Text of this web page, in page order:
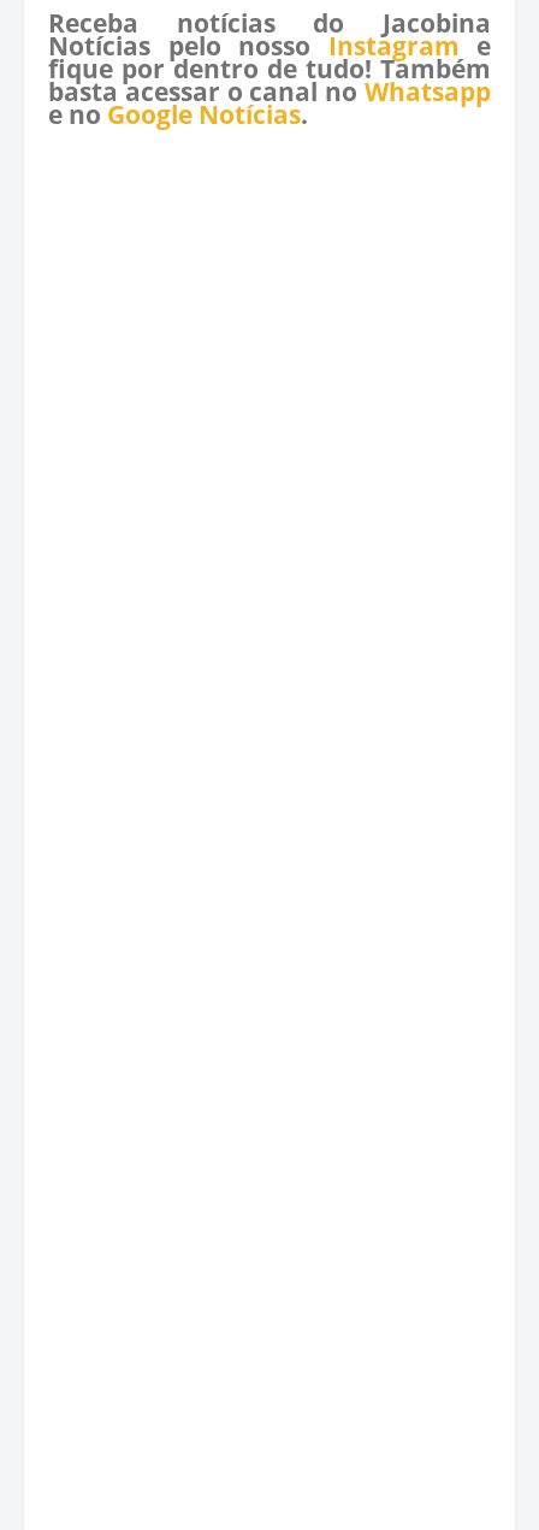
Receba notícias do Jacobina
Notícias pelo nosso Instagram e
fique por dentro de tudo! Também
basta acessar o canal no Whatsapp
e no Google Notícias.